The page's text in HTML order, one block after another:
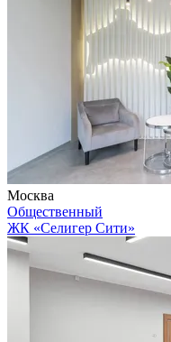
Москва
Общественный
ЖК «Селигер Сити»